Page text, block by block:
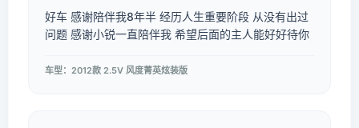
好车 感谢陪伴我8年半 经历人生重要阶段 从没有出过
问题 感谢小锐一直陪伴我 希望后面的主人能好好待你
车型：2012款 2.5V 风度菁英炫装版